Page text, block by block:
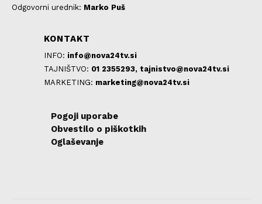
Odgovorni urednik: Marko Puš
KONTAKT
INFO: info@nova24tv.si
TAJNIŠTVO: 01 2355293, tajnistvo@nova24tv.si
MARKETING: marketing@nova24tv.si
Pogoji uporabe
Obvestilo o piškotkih
Oglaševanje